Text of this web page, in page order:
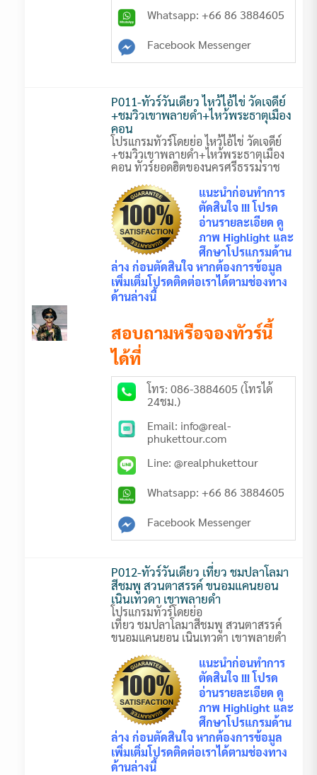
Whatsapp: +66 86 3884605
Facebook Messenger
P011-ทัวร์วันเดียว ไหว้ไอ้ไข่ วัดเจดีย์
+ชมวิวเขาพลายดำ+ไหว้พระธาตุเมือง
คอน
โปรแกรมทัวร์โดยย่อ ไหว้ไอ้ไข่ วัดเจดีย์
+ชมวิวเขาพลายดำ+ไหว้พระธาตุเมือง
คอน ทัวร์ยอดฮิตของนครศรีธรรมราช
แนะนำก่อนทำการ
ตัดสินใจ !!! โปรด
อ่านรายละเอียด ดู
ภาพ Highlight และ
ศึกษาโปรแกรมด้าน
ล่าง ก่อนตัดสินใจ หากต้องการข้อมูล
เพิ่มเติ่มโปรดติดต่อเราได้ตามช่องทาง
ด้านล่างนี้
สอบถามหรือจองทัวร์นี้
ได้ที่
โทร: 086-3884605 (โทรได้
24ชม.)
Email: info@real-
phukettour.com
Line: @realphukettour
Whatsapp: +66 86 3884605
Facebook Messenger
P012-ทัวร์วันเดียว เที่ยว ชมปลาโลมา
สีชมพู สวนตาสรรค์ ขนอมแคนยอน
เนินเทวดา เขาพลายดำ
โปรแกรมทัวร์โดยย่อ
เที่ยว ชมปลาโลมาสีชมพู สวนตาสรรค์
ขนอมแคนยอน เนินเทวดา เขาพลายดำ
แนะนำก่อนทำการ
ตัดสินใจ !!! โปรด
อ่านรายละเอียด ดู
ภาพ Highlight และ
ศึกษาโปรแกรมด้าน
ล่าง ก่อนตัดสินใจ หากต้องการข้อมูล
เพิ่มเติ่มโปรดติดต่อเราได้ตามช่องทาง
ด้านล่างนี้